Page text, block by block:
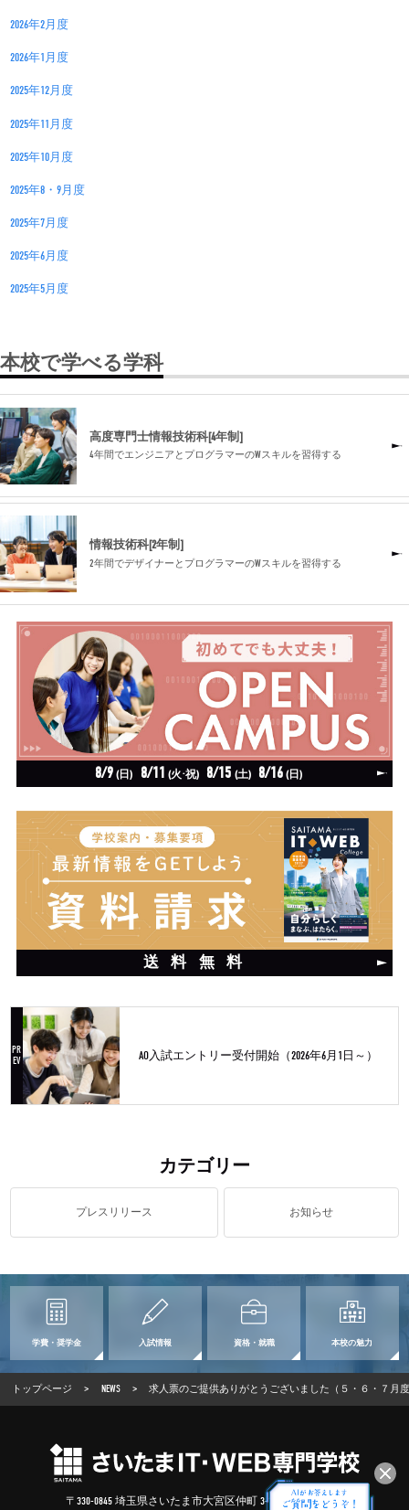
2026年2月度
2026年1月度
2025年12月度
2025年11月度
2025年10月度
2025年8・9月度
2025年7月度
2025年6月度
2025年5月度
本校で学べる学科
高度専門士情報技術科[4年制]
4年間でエンジニアとプログラマーのWスキルを習得する
情報技術科[2年制]
2年間でデザイナーとプログラマーのWスキルを習得する
8/9 (日) 8/11 (火·祝) 8/15 (土) 8/16 (日)
送料無料
AO入試エントリー受付開始（2026年6月1日～）
カテゴリー
プレスリリース お知らせ
学費・奨学金 入試情報 資格・就職 本校の魅力
トップページ > NEWS > 求人票のご提供ありがとうございました（５・６・７月
〒330-0845 埼玉県さいたま市大宮区仲町 3-100-2 (Google Map )